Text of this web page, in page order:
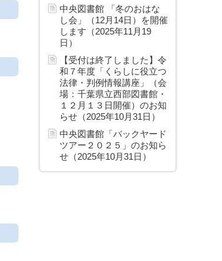
中央図書館 「冬のおはな
し会」（12月14日）を開催
します（2025年11月19
日）
【受付は終了しました】令
和７年度「くらしに役立つ
法律・判例情報講座」（会
場：千葉県立西部図書館・
１２月１３日開催）のお知
らせ（2025年10月31日）
中央図書館「バックヤード
ツアー２０２５」のお知ら
せ（2025年10月31日）